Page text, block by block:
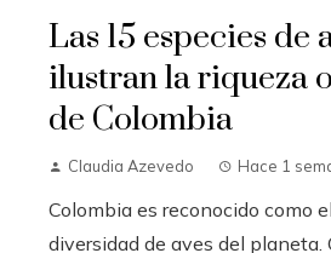
Las 15 especies de
ilustran la riqueza
de Colombia
Claudia Azevedo Hace 1
Colombia es reconocido como
diversidad de aves del planeta.